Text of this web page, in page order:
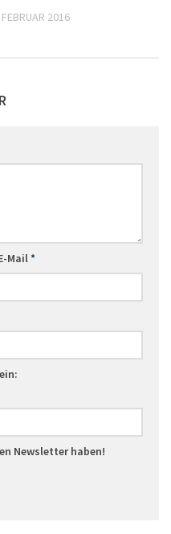
2016
Mail*
Newsletter haben!